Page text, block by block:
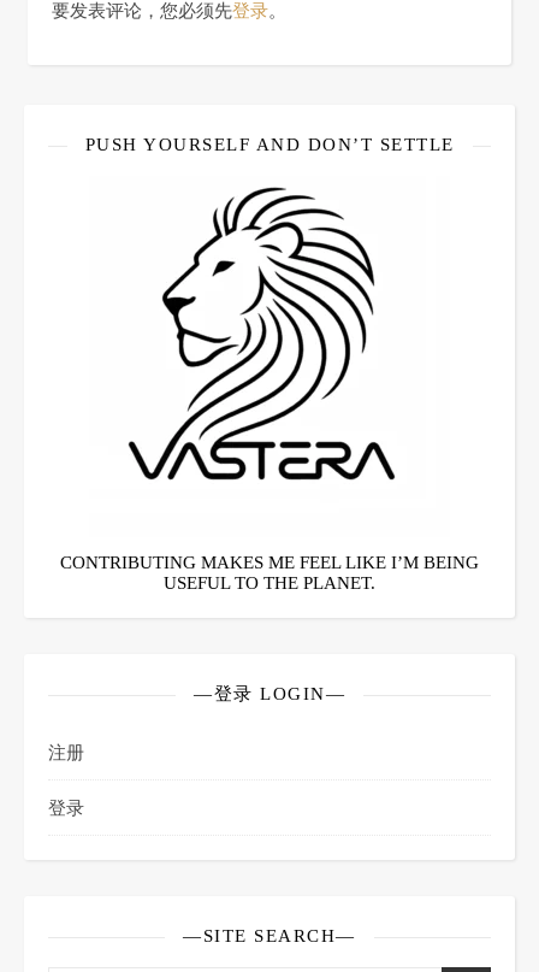
要发表评论，您必须先登录。
PUSH YOURSELF AND DON’T SETTLE
CONTRIBUTING MAKES ME FEEL LIKE I’M BEING
USEFUL TO THE PLANET.
—登录 LOGIN—
注册
登录
—SITE SEARCH—